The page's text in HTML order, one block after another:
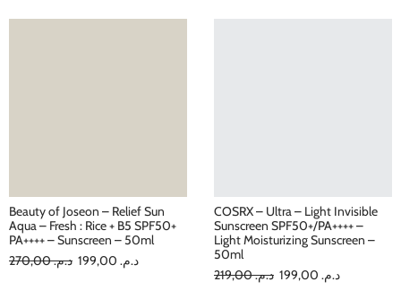
Beauty of Joseon – Relief Sun
Aqua – Fresh : Rice + B5 SPF50+
PA++++ – Sunscreen – 50ml
د.م.270,00 د.م.
COSRX – Ultra – Light Invisible
Sunscreen SPF50+/PA++++ –
Light Moisturizing Sunscreen –
50ml
د.م.219,00 د.م.